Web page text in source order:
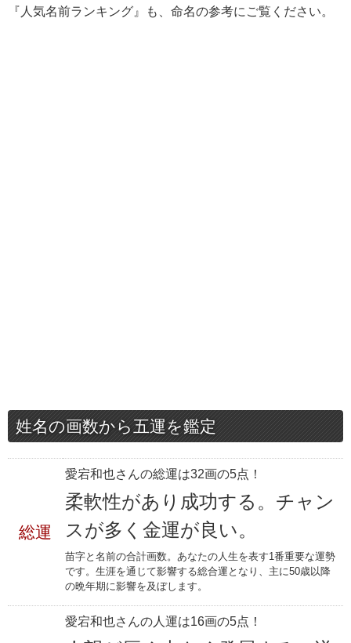
『人気名前ランキング』も、命名の参考にご覧ください。
姓名の画数から五運を鑑定
総運
愛宕和也さんの総運は32画の5点！
柔軟性があり成功する。チャン
スが多く金運が良い。
苗字と名前の合計画数。あなたの人生を表す1番重要な運勢
です。生涯を通じて影響する総合運となり、主に50歳以降
の晩年期に影響を及ぼします。
愛宕和也さんの人運は16画の5点！